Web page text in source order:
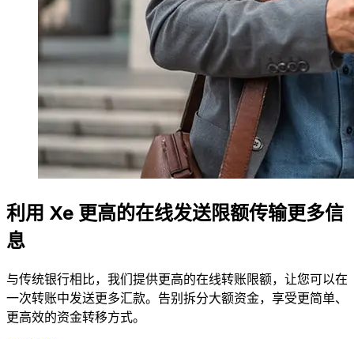
利用 Xe 更高的在线发送限额传输更多信
息
与传统银行相比，我们提供更高的在线转账限额，让您可以在
一次转账中发送更多汇款。告别拆分大额资金，享受更简单、
更高效的资金转移方式。